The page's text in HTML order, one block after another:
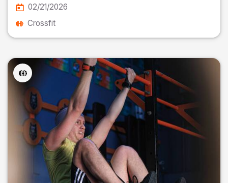
02/21/2026
Crossfit